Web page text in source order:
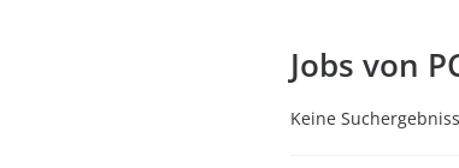
Jobs von
Keine